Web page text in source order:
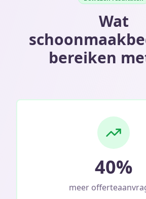
Wat
bereiken
40%
meer